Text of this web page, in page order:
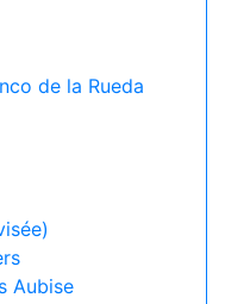
de la Rueda
Aubise